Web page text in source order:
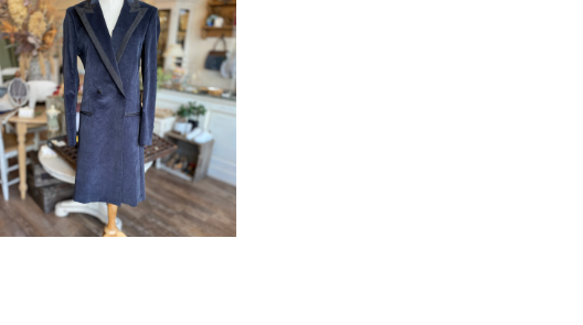
イタリア製 MESSAGERIE ダ
ブルボタンベロアコート
¥29,960
30%OFF
SOLD OUT